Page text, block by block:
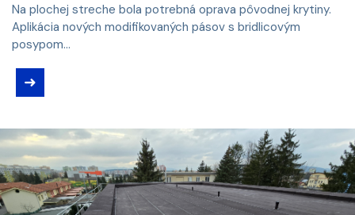
Na plochej streche bola potrebná oprava pôvodnej krytiny.
Aplikácia nových modifikovaných pásov s bridlicovým
posypom...
➜